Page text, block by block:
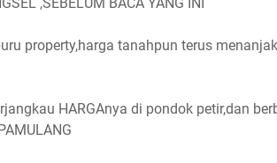
property,harga tanahpun terus
HARGAnya di pondok petir,dan